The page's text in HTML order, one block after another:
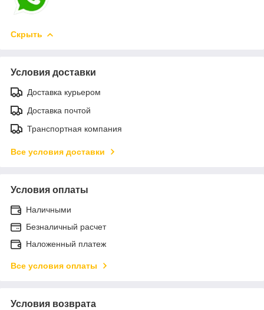
Скрыть
Условия доставки
Доставка курьером
Доставка почтой
Транспортная компания
Все условия доставки
Условия оплаты
Наличными
Безналичный расчет
Наложенный платеж
Все условия оплаты
Условия возврата